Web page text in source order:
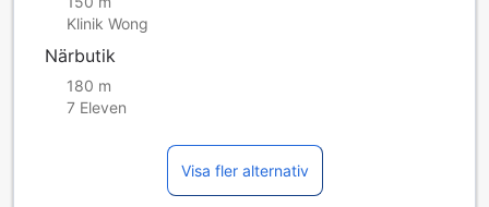
Klinik Wong
Närbutik
180 m
7 Eleven
Visa fler alternativ